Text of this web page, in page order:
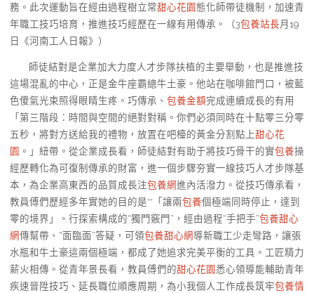
務。此次運動旨在經由過程樹立常甜心花園態化師帶徒機制，加速青
年職工技巧培育，推進技巧經歷在一線有用傳承。（3包養站長月19
日《河南工人日報》）
師徒結對是企業加大力度人才步隊扶植的主要舉動，也是推進技
這場混亂的中心，正是金牛座霸總牛土豪。他站在咖啡館門口，被藍
色傻氣光束照得眼睛生疼。巧傳承、 包養金額完成連續成長的有用
「第三階段：時間與空間的絕對對稱。你們必須同時在十點零三分零
五秒，將對方送給我的禮物，放置在吧檯的黃金分割點上甜心花
園 。」紐帶。從企業成長看，師徒結對有助于將技巧骨干的實包養操
經歷轉化為可復制傳承的財富，進一個步驟夯實一線技巧人才步隊基
本，為企業高東西的品質成長注包養網進內活潑力。從技巧傳承看，
教員傅們歷經多年實她的目的是**「讓兩包養個極端同時停止，達到
零的境界」。行探索構成的“獨門竅門”，經由過程“手把手”包養甜心
網傳幫帶、“面臨面”答疑，可領包養甜心網導新職工少走彎路，讓張
水瓶和牛土豪這兩個極端，都成了她追求完美平衡的工具。工匠精力
薪火相傳。從青年景長看，教員傅們的甜心花園悉心領導能輔助青年
疾速晉陞技巧、延長職位順應周期，為小我個人工作成長筑牢包養情